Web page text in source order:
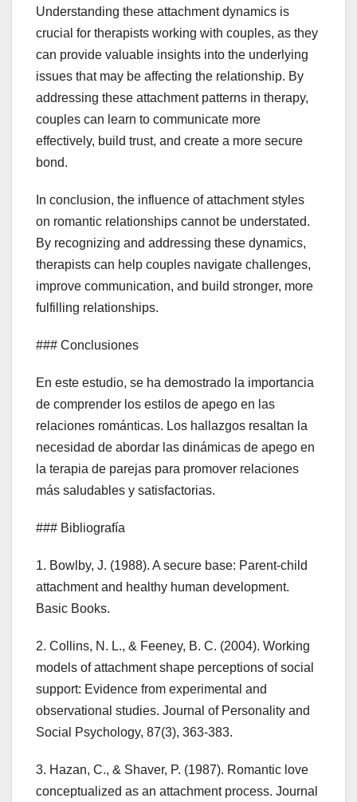
Understanding these attachment dynamics is
crucial for therapists working with couples, as they
can provide valuable insights into the underlying
issues that may be affecting the relationship. By
addressing these attachment patterns in therapy,
couples can learn to communicate more
effectively, build trust, and create a more secure
bond.
In conclusion, the influence of attachment styles
on romantic relationships cannot be understated.
By recognizing and addressing these dynamics,
therapists can help couples navigate challenges,
improve communication, and build stronger, more
fulfilling relationships.
### Conclusiones
En este estudio, se ha demostrado la importancia
de comprender los estilos de apego en las
relaciones románticas. Los hallazgos resaltan la
necesidad de abordar las dinámicas de apego en
la terapia de parejas para promover relaciones
más saludables y satisfactorias.
### Bibliografía
1. Bowlby, J. (1988). A secure base: Parent-child
attachment and healthy human development.
Basic Books.
2. Collins, N. L., & Feeney, B. C. (2004). Working
models of attachment shape perceptions of social
support: Evidence from experimental and
observational studies. Journal of Personality and
Social Psychology, 87(3), 363-383.
3. Hazan, C., & Shaver, P. (1987). Romantic love
conceptualized as an attachment process. Journal